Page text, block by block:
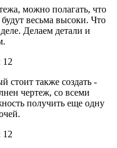
можно полагать, что
весьма высоки. Что
Делаем детали и
стоит также создать -
чертеж, со всеми
получить еще одну